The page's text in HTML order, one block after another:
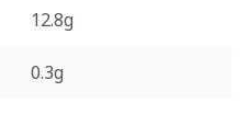
12.8g
0.3g